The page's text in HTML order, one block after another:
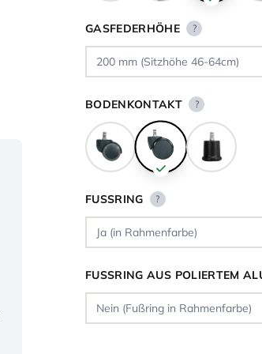
GASFEDERHÖHE ?
BODENKONTAKT ?
FUSSRING ?
FUSSRING AUS POLIERTEM